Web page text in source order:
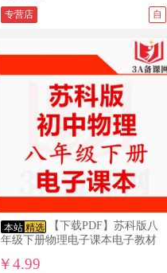
专营店 自
本站 精选
【下载PDF】苏科版八
年级下册物理电子课本电子教材
￥4.99